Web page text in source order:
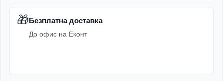
🎁Безплатна доставка
До офис на Еконт